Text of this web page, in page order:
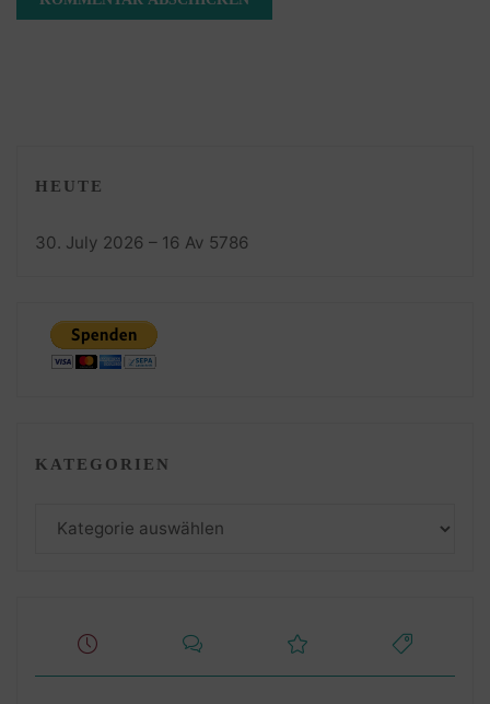
HEUTE
30. July 2026 – 16 Av 5786
KATEGORIEN
Kategorien